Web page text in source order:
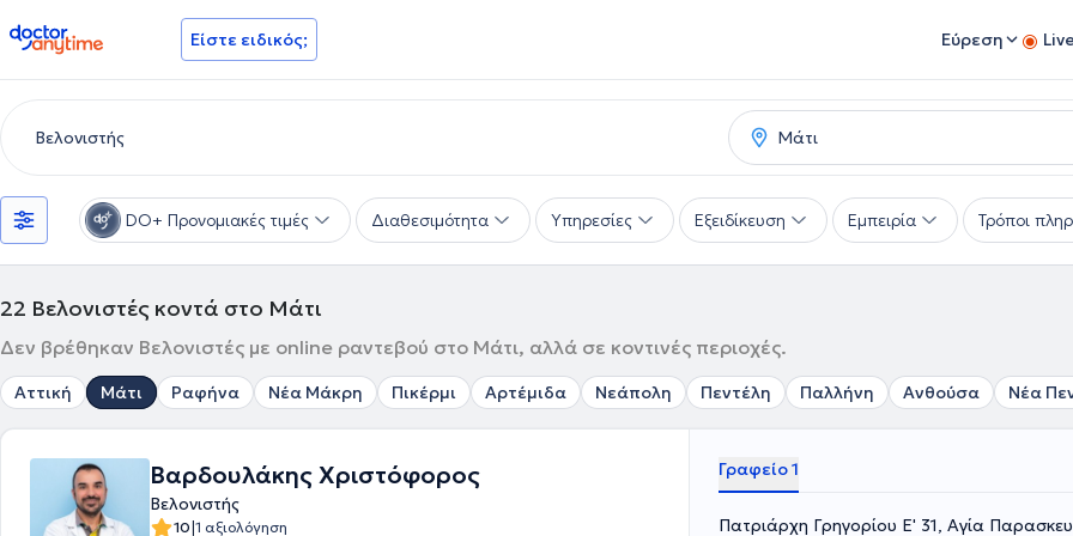
doctoranytime Είστε ειδικός; Εύρεση
DO+ Προνομιακές τιμές Διαθεσιμότητα Υπηρεσίες Εξειδίκευση Εμπειρία Τρόποι
22 Βελονιστές κοντά στο Μάτι
Δεν βρέθηκαν Βελονιστές με online ραντεβού στο Μάτι, αλλά σε κοντινές περιοχές.
Αττική Μάτι Ραφήνα Νέα Μάκρη Πικέρμι Αρτέμιδα Νεάπολη Πεντέλη Παλλήνη Ανθούσα Νέα
Βαρδουλάκης Χριστόφορος
Βελονιστής
10|1 αξιολόγηση
Γραφείο 1
Πατριάρχη Γρηγορίου Ε' 31, Αγία